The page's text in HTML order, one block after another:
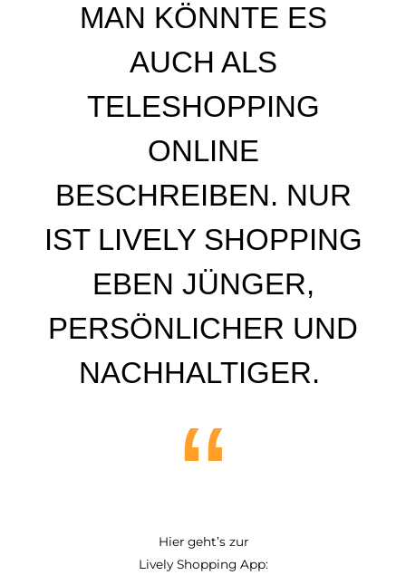
MAN KÖNNTE ES
AUCH ALS
TELESHOPPING
ONLINE
BESCHREIBEN. NUR
IST LIVELY SHOPPING
EBEN JÜNGER,
PERSÖNLICHER UND
NACHHALTIGER.
“
Hier geht’s zur
Lively Shopping App: